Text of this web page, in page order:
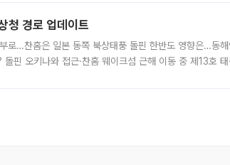
청 경로 업데이트
로…찬홈은 일본 동쪽 북상태풍 돌핀 한반도 영향은…동해
핀 오키나와 접근·찬홈 웨이크섬 근해 이동 중 제13호 태